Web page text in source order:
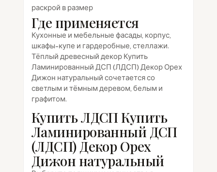
раскрой в размер
Где применяется
Кухонные и мебельные фасады, корпус,
шкафы-купе и гардеробные, стеллажи.
Тёплый древесный декор Купить
Ламинированный ДСП (ЛДСП) Декор Орех
Дижон натуральный сочетается со
светлым и тёмным деревом, белым и
графитом.
Купить ЛДСП Купить
Ламинированный ДСП
(ЛДСП) Декор Орех
Дижон натуральный